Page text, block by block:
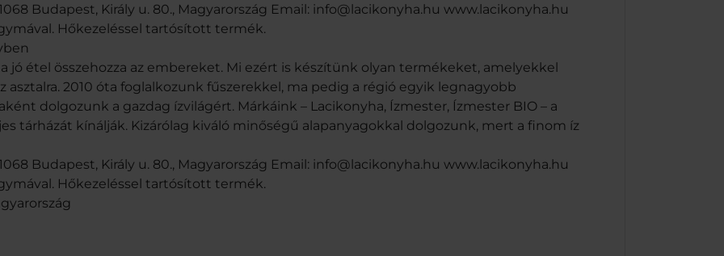
Budapest, Király u. 80., Magyarország Email: info@lacikonyha.hu www.lacikonyha.hu
Hőkezeléssel tartósított termék.
jó étel összehozza az embereket. Mi ezért is készítünk olyan termékeket, amelyekkel
2010 óta foglalkozunk fűszerekkel, ma pedig a régió egyik legnagyobb
dolgozunk a gazdag ízvilágért. Márkáink – Lacikonyha, Ízmester, Ízmester BIO – a
tárházát kínálják. Kizárólag kiváló minőségű alapanyagokkal dolgozunk, mert a finom íz
Budapest, Király u. 80., Magyarország Email: info@lacikonyha.hu www.lacikonyha.hu
Hőkezeléssel tartósított termék.